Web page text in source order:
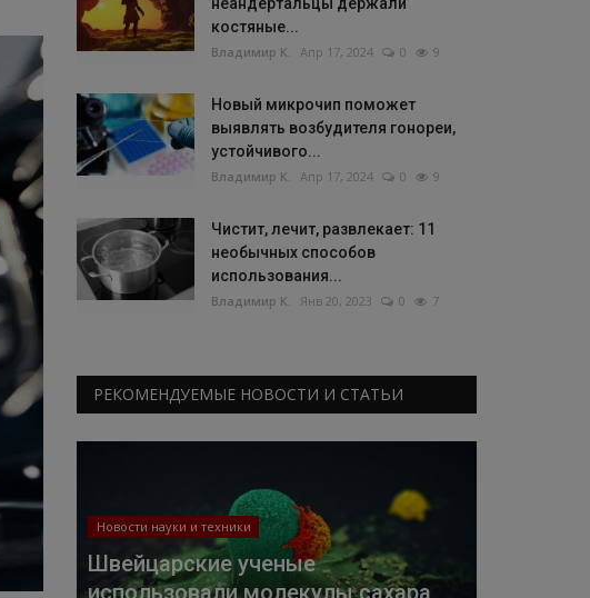
костяные...
Владимир К. Апр 17, 2024 0 9
Новый микрочип поможет
выявлять возбудителя гонореи,
устойчивого...
Владимир К. Апр 17, 2024 0 9
Чистит, лечит, развлекает: 11
необычных способов
использования...
Владимир К. Янв 20, 2023 0 7
РЕКОМЕНДУЕМЫЕ НОВОСТИ И СТАТЬИ
Новости науки и техники
Швейцарские ученые
использовали молекулы сахара